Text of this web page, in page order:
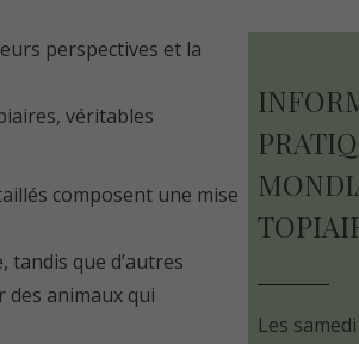
perspectives et la
véritables
composent une mise
que d’autres
des animaux qui
Les